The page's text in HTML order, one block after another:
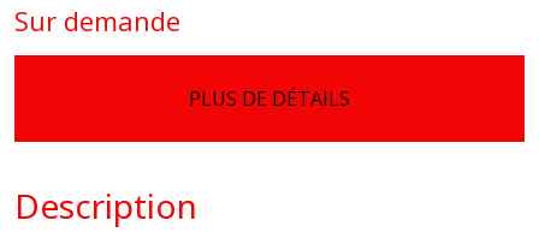
Sur demande
PLUS DE DÉTAILS
Description